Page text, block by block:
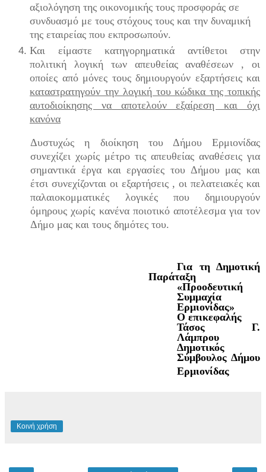
αξιολόγηση της οικονομικής τους προσφοράς σε
συνδυασμό με τους στόχους τους και την δυναμική
της εταιρείας που εκπροσωπούν.
Και είμαστε κατηγορηματικά αντίθετοι στην
πολιτική λογική των απευθείας αναθέσεων , οι
οποίες από μόνες τους δημιουργούν εξαρτήσεις και
καταστρατηγούν την λογική του κώδικα της τοπικής
αυτοδιοίκησης να αποτελούν εξαίρεση και όχι
κανόνα
Δυστυχώς η διοίκηση του Δήμου Ερμιονίδας
συνεχίζει χωρίς μέτρο τις απευθείας αναθέσεις για
σημαντικά έργα και εργασίες του Δήμου μας και
έτσι συνεχίζονται οι εξαρτήσεις , οι πελατειακές και
παλαιοκομματικές λογικές που δημιουργούν
όμηρους χωρίς κανένα ποιοτικό αποτέλεσμα για τον
Δήμο μας και τους δημότες του.
Για τη Δημοτική
Παράταξη
«Προοδευτική
Συμμαχία
Ερμιονίδας»
Ο επικεφαλής
Τάσος Γ.
Λάμπρου
Δημοτικός
Σύμβουλος Δήμου
Ερμιονίδας
Κοινή χρήση